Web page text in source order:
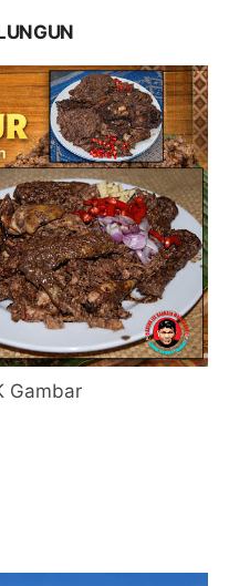
Gambar